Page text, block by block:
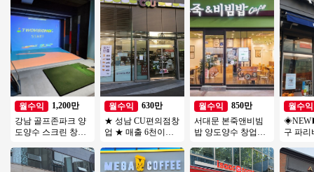
월수익
1,200만
강남 골프존파크 양
도양수 스크린 창업
신식 인테리어/ 주차
최상
월수익
630만
★ 성남 CU편의점창
업 ★ 매출 6천이상
독점 ★ 오토운영
월수익
850만
서대문 본죽앤비빔
밥 양도양수 창업비
이즈 창업 절차 직장
인투잡
월수익
구 파리
↑／고